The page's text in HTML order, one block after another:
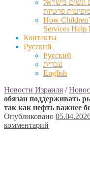
ונשים בישראל
פרטיות
How
Services Help
Контакты
Русский
Русский
עברית
English
Новости Израиля /
обязан поддерживать
так как нефть важнее
Опубликовано
комментарий